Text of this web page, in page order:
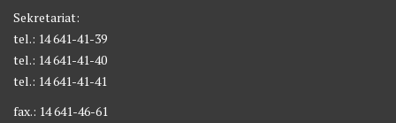
Sekretariat:
tel.: 14 641-41-39
tel.: 14 641-41-40
tel.: 14 641-41-41
fax.: 14 641-46-61